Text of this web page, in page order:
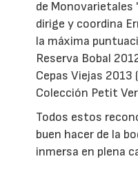
de Monovarietales
dirige y coordina
la máxima
Reserva Bobal
Cepas Viejas 2013
Colección Petit
Todos estos
buen hacer de la
inmersa en plena